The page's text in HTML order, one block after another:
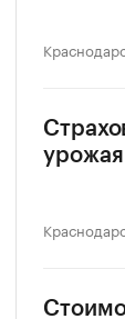
урожая